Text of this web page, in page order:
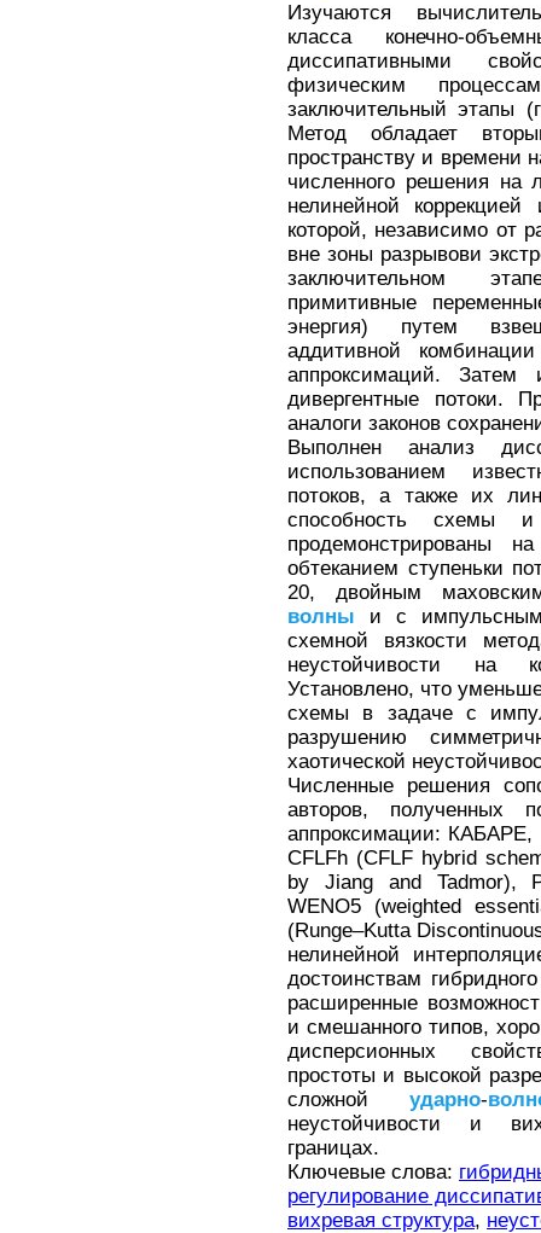
Изучаются
класса конечно-
диссипативными
физическим
заключительный этапы
Метод обладает
пространству и времени
численного решения на
нелинейной коррекцией
которой, независимо от
вне зоны разрывови
заключительном
примитивные
энергия) путем
аддитивной
аппроксимаций.
дивергентные потоки.
аналоги законов
Выполнен анализ
использованием
потоков, а также их
способность схемы
продемонстрированы
обтеканием ступеньки
20, двойным
волны и с импульсным
схемной вязкости
неустойчивости на
Установлено, что
схемы в задаче с
разрушению
хаотической
Численные решения
авторов, полученных
аппроксимации: КАБАРЕ,
CFLFh (CFLF hybrid
by Jiang and Tadmor),
WENO5 (weighted
(Runge–Kutta
нелинейной
достоинствам
расширенные
и смешанного типов,
дисперсионных
простоты и высокой
сложной ударно-
неустойчивости и
границах.
Ключевые слова:
регулирование
вихревая структура,